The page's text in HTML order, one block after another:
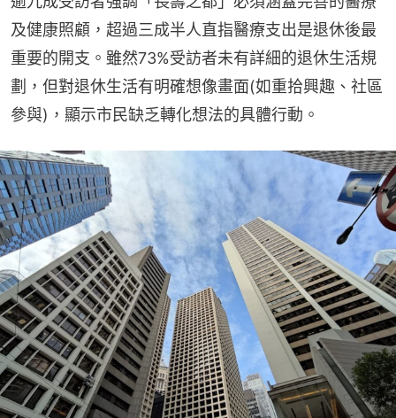
及健康照顧，超過三成半人直指醫療支出是退休後最
重要的開支。雖然73%受訪者未有詳細的退休生活規
劃，但對退休生活有明確想像畫面(如重拾興趣、社區
參與)，顯示市民缺乏轉化想法的具體行動。